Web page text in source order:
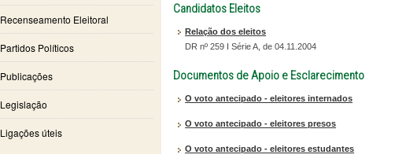
Candidatos Eleitos
Relação dos eleitos
DR nº 259 I Série A, de 04.11.2004
Documentos de Apoio e Esclarecimento
O voto antecipado - eleitores internados
O voto antecipado - eleitores presos
O voto antecipado - eleitores estudantes
Recenseamento Eleitoral
Partidos Políticos
Publicações
Legislação
Ligações úteis